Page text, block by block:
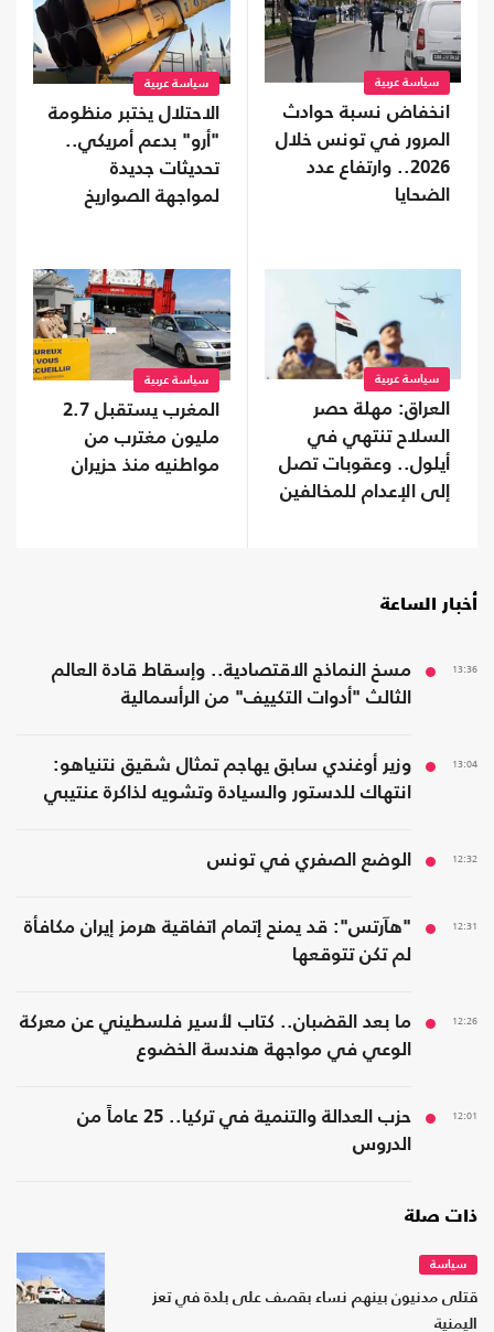
سياسة عربية
انخفاض نسبة حوادث
المرور في تونس خلال
2026.. وارتفاع عدد
الضحايا
سياسة عربية
الاحتلال يختبر منظومة
"أرو" بدعم أمريكي..
تحديثات جديدة
لمواجهة الصواريخ
سياسة عربية
العراق: مهلة حصر
السلاح تنتهي في
أيلول.. وعقوبات تصل
إلى الإعدام للمخالفين
سياسة عربية
المغرب يستقبل 2.7
مليون مغترب من
مواطنيه منذ حزيران
أخبار الساعة
13:36
مسخ النماذج الاقتصادية.. وإسقاط قادة العالم
الثالث "أدوات التكييف" من الرأسمالية
13:04
وزير أوغندي سابق يهاجم تمثال شقيق نتنياهو:
انتهاك للدستور والسيادة وتشويه لذاكرة عنتيبي
12:32 الوضع الصفري في تونس
12:31
"هآرتس": قد يمنح إتمام اتفاقية هرمز إيران مكافأة
لم تكن تتوقعها
12:26
ما بعد القضبان.. كتاب لأسير فلسطيني عن معركة
الوعي في مواجهة هندسة الخضوع
12:01
حزب العدالة والتنمية في تركيا.. 25 عاماً من
الدروس
ذات صلة
سياسة
قتلى مدنيون بينهم نساء بقصف على بلدة في تعز
اليمنية